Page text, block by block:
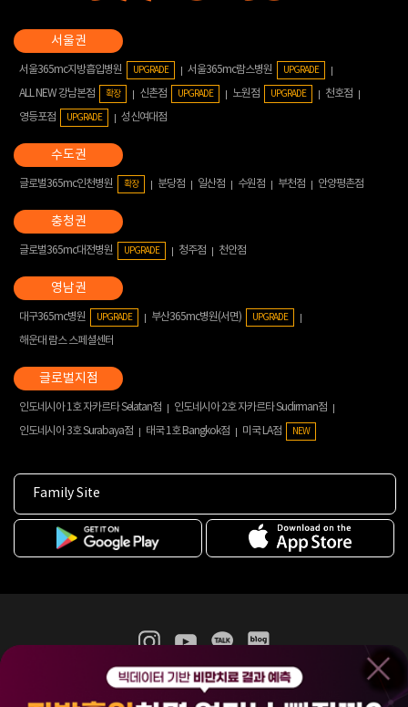
서울365mc지방흡입병원 UPGRADE 서울365mc람스병원 UPGRADE
ALL NEW 강남본점 확장 신촌점 UPGRADE 노원점 UPGRADE
천호점
영등포점
UPGRADE 성신여대점
글로벌365mc인천병원 확장 분당점 일산점 수원점 부천점 안양평촌점
글로벌365mc대전병원 UPGRADE 청주점 천안점
대구365mc병원 UPGRADE 부산365mc병원(서면) UPGRADE
해운대 람스 스페셜센터
인도네시아 1호 자카르타 Selatan점
인도네시아 2호 자카르타 Sudirman점
인도네시아 3호 Surabaya점
태국 1호 Bangkok점 미국 LA점 NEW
Family Site
365mc 병·의원 이용약관
홈페이지 이용약관
비급여진료수가